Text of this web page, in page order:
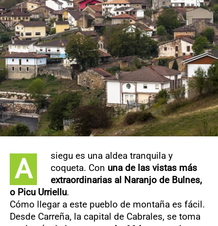
A
siegu es una aldea tranquila y
coqueta. Con una de las vistas más
extraordinarias al Naranjo de Bulnes,
o Picu Urriellu.
Cómo llegar a este pueblo de montaña es fácil.
Desde Carreña, la capital de Cabrales, se toma